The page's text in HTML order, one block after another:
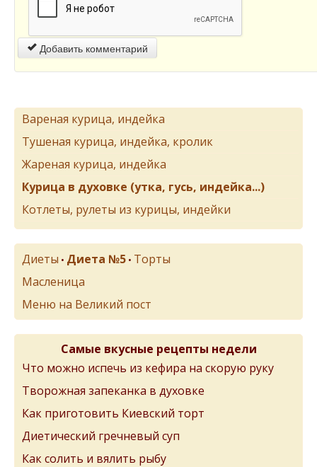
Добавить комментарий
Вареная курица, индейка
Тушеная курица, индейка, кролик
Жареная курица, индейка
Курица в духовке (утка, гусь, индейка...)
Котлеты, рулеты из курицы, индейки
Диеты • Диета №5 • Торты
Масленица
Меню на Великий пост
Самые вкусные рецепты недели
Что можно испечь из кефира на скорую руку
Творожная запеканка в духовке
Как приготовить Киевский торт
Диетический гречневый суп
Как солить и вялить рыбу